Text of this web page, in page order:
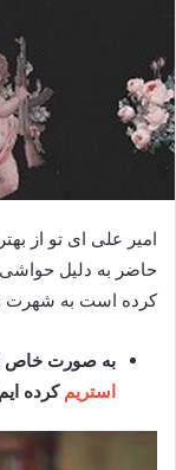
امیر علی ای تو از
حاضر به دلیل حواشی
کرده است به شهرت
به صورت خاص
استریم کرده